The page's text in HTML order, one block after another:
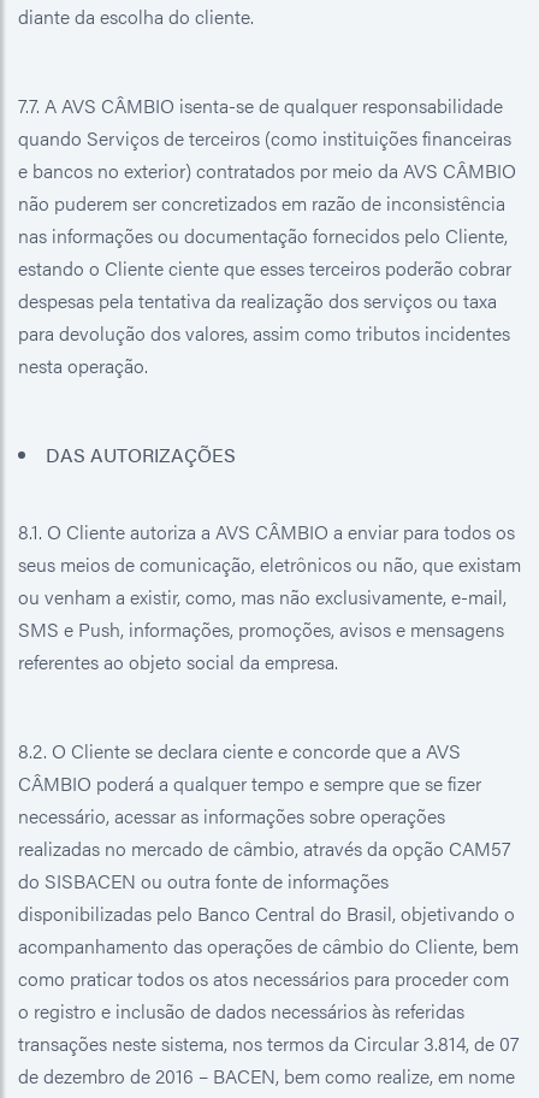
diante da escolha do cliente.
7.7. A AVS CÂMBIO isenta-se de qualquer responsabilidade
quando Serviços de terceiros (como instituições financeiras
e bancos no exterior) contratados por meio da AVS CÂMBIO
não puderem ser concretizados em razão de inconsistência
nas informações ou documentação fornecidos pelo Cliente,
estando o Cliente ciente que esses terceiros poderão cobrar
despesas pela tentativa da realização dos serviços ou taxa
para devolução dos valores, assim como tributos incidentes
nesta operação.
DAS AUTORIZAÇÕES
8.1. O Cliente autoriza a AVS CÂMBIO a enviar para todos os
seus meios de comunicação, eletrônicos ou não, que existam
ou venham a existir, como, mas não exclusivamente, e-mail,
SMS e Push, informações, promoções, avisos e mensagens
referentes ao objeto social da empresa.
8.2. O Cliente se declara ciente e concorde que a AVS
CÂMBIO poderá a qualquer tempo e sempre que se fizer
necessário, acessar as informações sobre operações
realizadas no mercado de câmbio, através da opção CAM57
do SISBACEN ou outra fonte de informações
disponibilizadas pelo Banco Central do Brasil, objetivando o
acompanhamento das operações de câmbio do Cliente, bem
como praticar todos os atos necessários para proceder com
o registro e inclusão de dados necessários às referidas
transações neste sistema, nos termos da Circular 3.814, de 07
de dezembro de 2016 – BACEN, bem como realize, em nome